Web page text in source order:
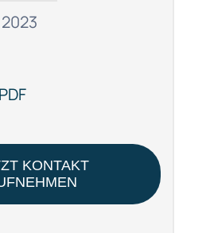
KONTAKT